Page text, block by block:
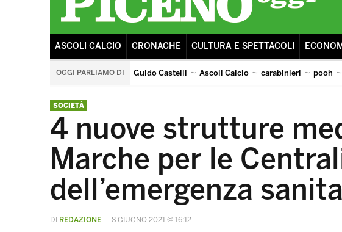
ASCOLI CALCIO CRONACHE CULTURA E SPETTACOLI
OGGI PARLIAMO DI Guido Castelli Ascoli Calcio carabinieri pooh
arengo
SOCIETÀ
4 nuove strutture
Marche per le
dell’emergenza
DI REDAZIONE — 8 GIUGNO 2021 @ 16:12